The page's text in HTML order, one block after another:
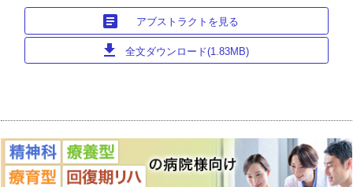
article アブストラクトを見る
download 全文ダウンロード(1.83MB)